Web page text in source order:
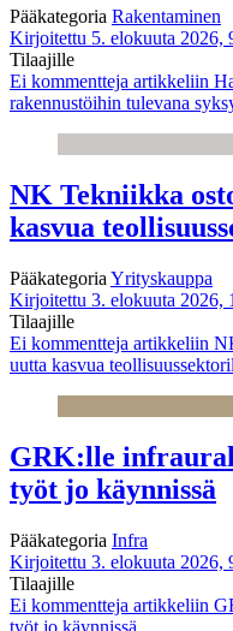
Pääkategoria Rakentaminen
Kirjoitettu 5. elokuuta 2026,
Tilaajille
Ei kommentteja artikkeliin
rakennustöihin tulevana
NK Tekniikka
kasvua
Pääkategoria Yrityskauppa
Kirjoitettu 3. elokuuta 2026,
Tilaajille
Ei kommentteja artikkeliin
uutta kasvua
GRK:lle
työt jo käynnissä
Pääkategoria Infra
Kirjoitettu 3. elokuuta 2026,
Tilaajille
Ei kommentteja artikkeliin
työt jo käynnissä